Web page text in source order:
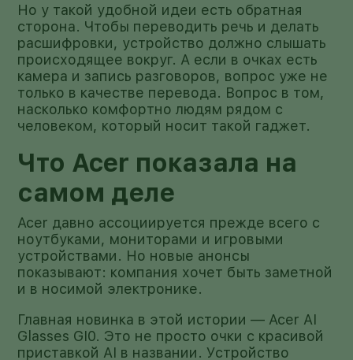
Но у такой удобной идеи есть обратная
сторона. Чтобы переводить речь и делать
расшифровки, устройство должно слышать
происходящее вокруг. А если в очках есть
камера и запись разговоров, вопрос уже не
только в качестве перевода. Вопрос в том,
насколько комфортно людям рядом с
человеком, который носит такой гаджет.
Что Acer показала на
самом деле
Acer давно ассоциируется прежде всего с
ноутбуками, мониторами и игровыми
устройствами. Но новые анонсы
показывают: компания хочет быть заметной
и в носимой электронике.
Главная новинка в этой истории — Acer AI
Glasses GI0. Это не просто очки с красивой
приставкой AI в названии. Устройство